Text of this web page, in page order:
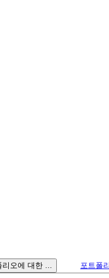
오에 대한 ... 포트폴